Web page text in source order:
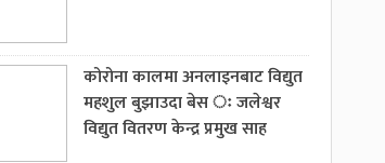
कोरोना कालमा अनलाइनबाट विद्युत
महशुल बुझाउदा बेस ः जलेश्वर
विद्युत वितरण केन्द्र प्रमुख साह